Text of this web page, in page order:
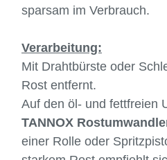
sparsam im Verbrauch.
Verarbeitung:
Mit Drahtbürste oder
Rost entfernt.
Auf den öl- und fettfreien
TANNOX
einer Rolle oder